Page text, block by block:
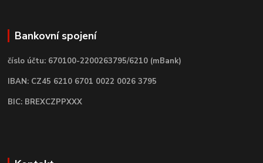
Bankovní spojení
číslo účtu: 670100-2200263795/6210 (mBank)
IBAN: CZ45 6210 6701 0022 0026 3795
BIC: BREXCZPPXXX